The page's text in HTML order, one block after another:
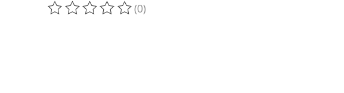
Ce produit est évalué à
(0)